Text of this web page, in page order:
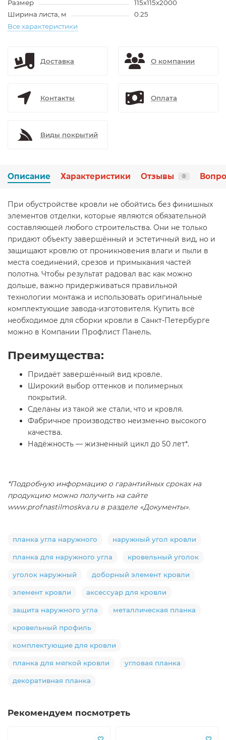
Размер
115х115х2000
Ширина листа, м
0.25
Все характеристики
Доставка О компании
Контакты Оплата
Виды покрытий
Описание Характеристики Отзывы 0
При обустройстве кровли не обойтись без финишных
элементов отделки, которые являются обязательной
составляющей любого строительства. Они не только
придают объекту завершённый и эстетичный вид, но и
защищают кровлю от проникновения влаги и пыли в
места соединений, срезов и примыкания частей
полотна. Чтобы результат радовал вас как можно
дольше, важно придерживаться правильной
технологии монтажа и использовать оригинальные
комплектующие завода-изготовителя. Купить всё
необходимое для сборки кровли в Санкт-Петербурге
можно в Компании Профлист Панель.
Преимущества:
Придаёт завершённый вид кровле.
Широкий выбор оттенков и полимерных
покрытий.
Сделаны из такой же стали, что и кровля.
Фабричное производство неизменно высокого
качества.
Надёжность — жизненный цикл до 50 лет*.
*Подробную информацию о гарантийных сроках на
продукцию можно получить на сайте
www.profnastilmoskva.ru в разделе «Документы».
планка угла наружного наружный угол кровли
планка для наружного угла кровельный уголок
уголок наружный доборный элемент кровли
элемент кровли аксессуар для кровли
защита наружного угла металлическая планка
кровельный профиль
комплектующие для кровли
планка для мягкой кровли угловая планка
декоративная планка
Рекомендуем посмотреть